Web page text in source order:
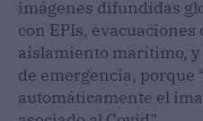
imágenes difundidas
con EPIs, evacuaciones
aislamiento marítimo, y
de emergencia, porque
automáticamente el